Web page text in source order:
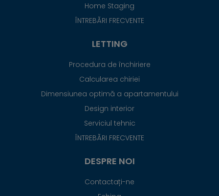
Home Staging
ÎNTREBĂRI FRECVENTE
LETTING
Procedura de închiriere
Calcularea chiriei
Dimensiunea optimă a apartamentului
Design interior
Serviciul tehnic
ÎNTREBĂRI FRECVENTE
DESPRE NOI
Contactați-ne